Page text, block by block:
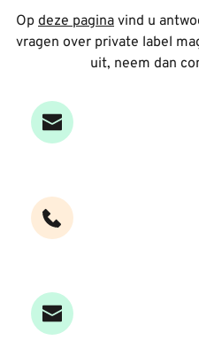
Op deze pagina vind u
vragen over private label
uit, neem dan